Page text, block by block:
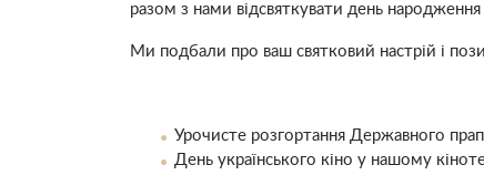
разом з нами відсвяткувати день народження
Ми подбали про ваш святковий настрій і
Урочисте розгортання Державного
День українського кіно у нашому